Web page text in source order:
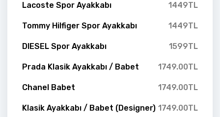
Lacoste Spor Ayakkabı 1449TL
Tommy Hilfiger Spor Ayakkabı 1449TL
DIESEL Spor Ayakkabı 1599TL
Prada Klasik Ayakkabı / Babet 1749.00TL
Chanel Babet 1749.00TL
Klasik Ayakkabı / Babet (Designer) 1749.00TL